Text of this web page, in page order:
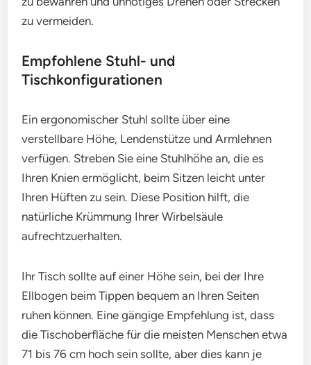
zu vermeiden.
Empfohlene Stuhl- und
Tischkonfigurationen
Ein ergonomischer Stuhl sollte über eine
verstellbare Höhe, Lendenstütze und Armlehnen
verfügen. Streben Sie eine Stuhlhöhe an, die es
Ihren Knien ermöglicht, beim Sitzen leicht unter
Ihren Hüften zu sein. Diese Position hilft, die
natürliche Krümmung Ihrer Wirbelsäule
aufrechtzuerhalten.
Ihr Tisch sollte auf einer Höhe sein, bei der Ihre
Ellbogen beim Tippen bequem an Ihren Seiten
ruhen können. Eine gängige Empfehlung ist, dass
die Tischoberfläche für die meisten Menschen etwa
71 bis 76 cm hoch sein sollte, aber dies kann je